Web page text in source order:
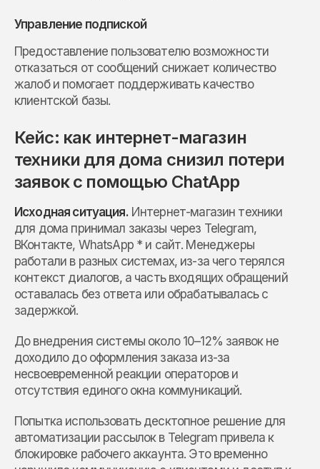
Управление подпиской
Предоставление пользователю возможности
отказаться от сообщений снижает количество
жалоб и помогает поддерживать качество
клиентской базы.
Кейс: как интернет-магазин
техники для дома снизил потери
заявок с помощью ChatApp
Исходная ситуация.Интернет-магазин техники
для дома принимал заказы через Telegram,
ВКонтакте, WhatsApp * и сайт. Менеджеры
работали в разных системах, из-за чего терялся
контекст диалогов, а часть входящих обращений
оставалась без ответа или обрабатывалась с
задержкой.
До внедрения системы около 10–12% заявок не
доходило до оформления заказа из-за
несвоевременной реакции операторов и
отсутствия единого окна коммуникаций.
Попытка использовать десктопное решение для
автоматизации рассылок в Telegram привела к
блокировке рабочего аккаунта. Это временно